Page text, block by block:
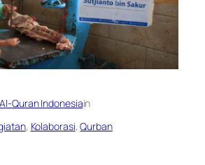
Quran Indonesiain
, Kolaborasi, Qurban